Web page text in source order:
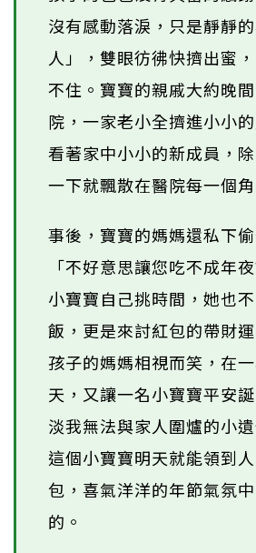
沒有感動落淚，只是靜靜
人」，雙眼彷彿快擠出蜜
不住。寶寶的親戚大約晚
院，一家老小全擠進小小
看著家中小小的新成員，
一下就飄散在醫院每一個角
事後，寶寶的媽媽還私下
「不好意思讓您吃不成年
小寶寶自己挑時間，她也
飯，更是來討紅包的帶財
孩子的媽媽相視而笑，在
天，又讓一名小寶寶平安
淡我無法與家人圍爐的小
這個小寶寶明天就能領到
包，喜氣洋洋的年節氣氛
的。